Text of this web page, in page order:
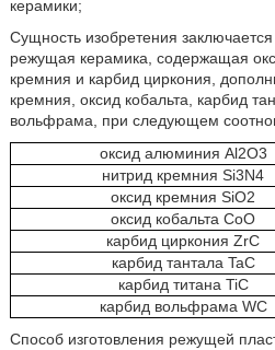
керамики;
Сущность изобретения
режущая керамика, содержащая
кремния и карбид циркония,
кремния, оксид кобальта, карбид
вольфрама, при следующем
оксид алюминия Аl2O3
нитрид кремния Si3N4
оксид кремния SiО2
оксид кобальта СоО
карбид циркония ZrC
карбид тантала TaC
карбид титана TiC
карбид вольфрама WC
Способ изготовления режущей